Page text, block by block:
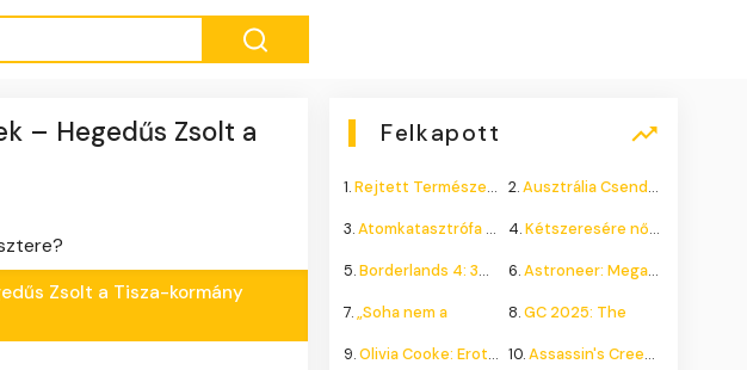
– Hegedűs Zsolt a
Zsolt a Tisza-kormány
Felkapott
1.Rejtett Természeti Csoda 2.Ausztrália Csendes Összeomlása
3.Atomkatasztrófa 1985: A 4.Kétszeresére nőhet a
5.Borderlands 4: 300.000+ 6.Astroneer: Megatech DLC
7.„Soha nem a 8.GC 2025: The
9.Olivia Cooke: Erotikus 10.Assassin's Creed Shadows